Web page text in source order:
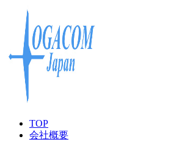
TOP
会社概要